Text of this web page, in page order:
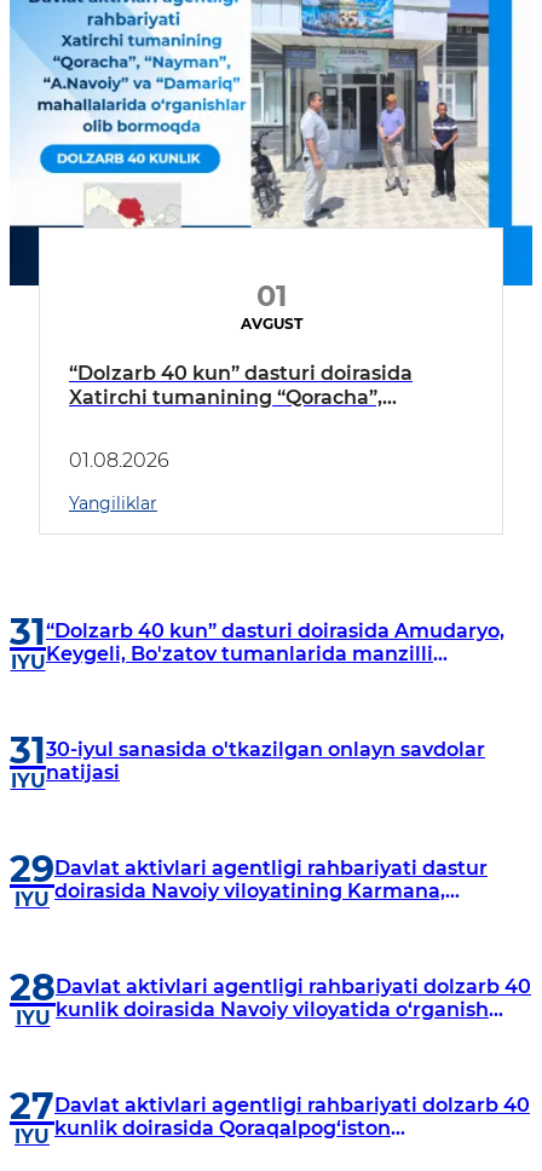
01
AVGUST
“Dolzarb 40 kun” dasturi doirasida
Xatirchi tumanining “Qoracha”,
borildi
01.08.2026
Yangiliklar
31
IYU
“Dolzarb 40 kun” dasturi doirasida Amudaryo,
Keygeli, Bo'zatov tumanlarida manzilli
31
IYU
30-iyul sanasida o'tkazilgan onlayn savdolar
natijasi
29
IYU
Davlat aktivlari agentligi rahbariyati dastur
doirasida Navoiy viloyatining Karmana,
28
IYU
Davlat aktivlari agentligi rahbariyati dolzarb 40
kunlik doirasida Navoiy viloyatida o‘rganish
27
IYU
Davlat aktivlari agentligi rahbariyati dolzarb 40
kunlik doirasida Qoraqalpog‘iston